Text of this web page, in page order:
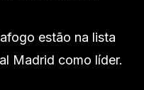
estão na lista
Madrid como líder.